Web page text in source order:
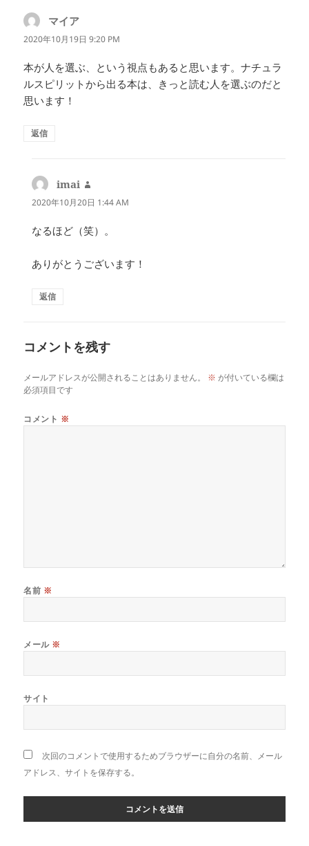
マイア
り:
2020年10月19日 9:20 PM
本が人を選ぶ、という視点もあると思います。ナチュラ
ルスピリットから出る本は、きっと読む人を選ぶのだと
思います！
返信
imai
り:
2020年10月20日 1:44 AM
なるほど（笑）。
ありがとうございます！
返信
コメントを残す
メールアドレスが公開されることはありません。 ※ が付いている欄は
必須項目です
コメント ※
名前 ※
メール ※
サイト
次回のコメントで使用するためブラウザーに自分の名前、メール
アドレス、サイトを保存する。